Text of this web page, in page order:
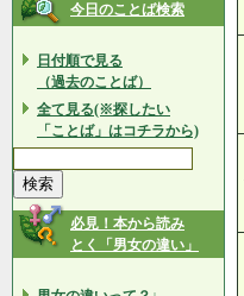
今日のことば検索
日付順で見る
（過去のことば）
全て見る(※探したい
「ことば」はコチラから)
必見！本から読み
とく「男女の違い」